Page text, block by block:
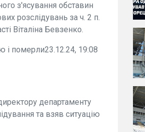
з'ясування обставин
розслідувань за ч. 2 п.
Віталіна Бевзенко.
і померли23.12.24, 19:08
департаменту
та взяв ситуацію